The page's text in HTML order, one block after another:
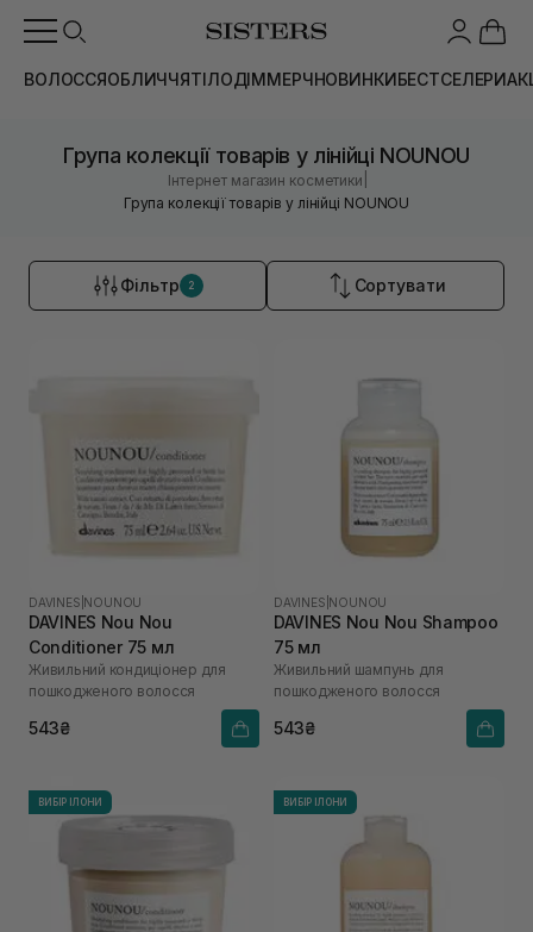
ВОЛОССЯОБЛИЧЧЯТІЛОДІММЕРЧНОВИНКИБЕСТСЕЛЕРИ
Група колекції товарів у лінійці NOUNOU
Інтернет магазин косметики
Група колекції товарів у лінійці NOUNOU
Фільтр 2 Сортувати
DAVINES NOUNOU
DAVINES Nou Nou
Conditioner 75 мл
Живильний кондиціонер для
пошкодженого волосся
543₴
DAVINES NOUNOU
DAVINES Nou Nou Shampoo
75 мл
Живильний шампунь для
пошкодженого волосся
543₴
ВИБІР ІЛОНИ ВИБІР ІЛОНИ